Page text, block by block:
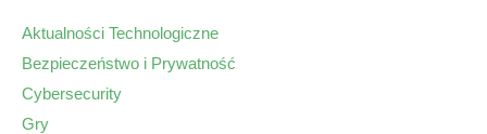
Aktualności Technologiczne
Bezpieczeństwo i Prywatność
Cybersecurity
Gry